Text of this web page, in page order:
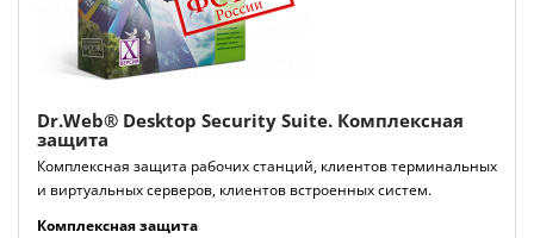
Dr.Web® Desktop Security Suite. Комплексная
защита
Комплексная защита рабочих станций, клиентов терминальных
и виртуальных серверов, клиентов встроенных систем.
Комплексная защита